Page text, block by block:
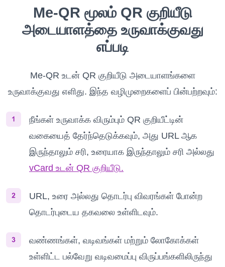
Me-QR மூலம் QR குறியீடு
அடையாளத்தை உருவாக்குவது
எப்படி
Me-QR உடன் QR குறியீடு அடையாளங்களை
உருவாக்குவது எளிது. இந்த வழிமுறைகளைப் பின்பற்றவும்:
நீங்கள் உருவாக்க விரும்பும் QR குறியீட்டின்
வகையைத் தேர்ந்தெடுக்கவும், அது URL ஆக
இருந்தாலும் சரி, உரையாக இருந்தாலும் சரி அல்லது
vCard உடன் QR குறியீடு.
URL, உரை அல்லது தொடர்பு விவரங்கள் போன்ற
தொடர்புடைய தகவலை உள்ளிடவும்.
வண்ணங்கள், வடிவங்கள் மற்றும் லோகோக்கள்
உள்ளிட்ட பல்வேறு வடிவமைப்பு விருப்பங்களிலிருந்து